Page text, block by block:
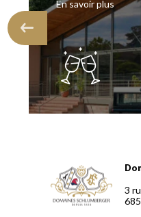
En savoir plus
Domaines
3